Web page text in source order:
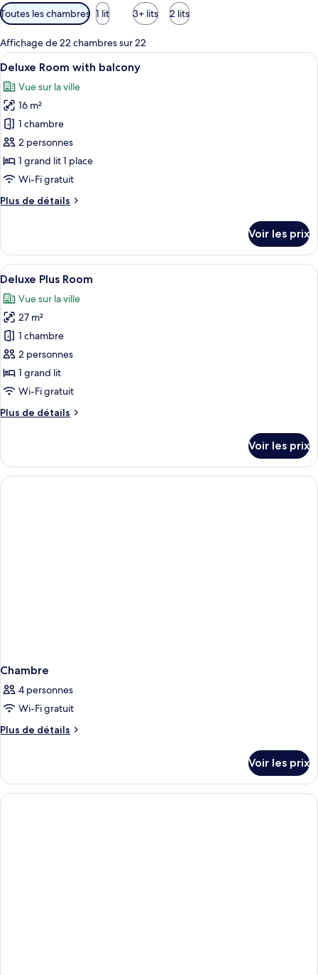
Filtres
disponibles
pour
les
chambres
Toutes les chambres 1 lit 3+ lits 2 lits
Affichage de 22 chambres sur 22
Afficher
toutes
les
photos
pour
ce
type
de
chambre :
Deluxe
balcony
Une chambre d’hôtel avec un lit, un
5
Deluxe Room with balcony
Vue sur la ville
16 m²
1 chambre
2 personnes
1 grand lit 1 place
Wi-Fi gratuit
Plus de détails
Plus
le
type
de
Deluxe
Room
with
balcony
Voir les prix
Afficher
toutes
les
photos
pour
ce
type
de
chambre :
Deluxe
Une chambre d’hôtel avec un
5
Deluxe Plus Room
Vue sur la ville
27 m²
1 chambre
2 personnes
1 grand lit
Wi-Fi gratuit
Plus de détails
Plus
le
type
de
Voir les prix
Chambre
4 personnes
Wi-Fi gratuit
Plus de détails
Plus
le
type
de
Voir les prix